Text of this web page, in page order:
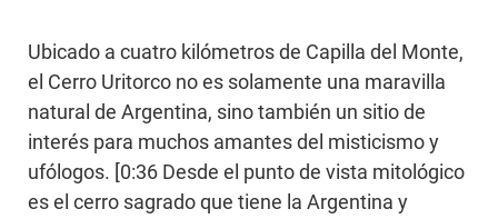
Ubicado a cuatro kilómetros de Capilla del Monte,
el Cerro Uritorco no es solamente una maravilla
natural de Argentina, sino también un sitio de
interés para muchos amantes del misticismo y
ufólogos. [0:36 Desde el punto de vista mitológico
es el cerro sagrado que tiene la Argentina y